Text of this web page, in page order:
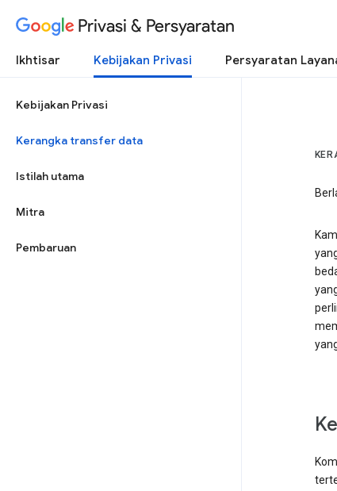
Privasi & Persyaratan
Ikhtisar Kebijakan Privasi Persyaratan
Kebijakan Privasi
Kerangka transfer data
Istilah utama
Mitra
Pembaruan